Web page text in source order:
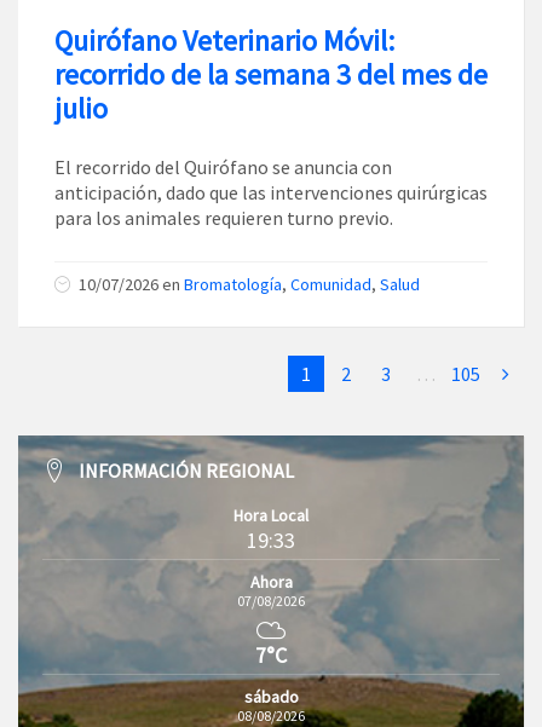
Quirófano Veterinario Móvil:
recorrido de la semana 3 del mes de
julio
El recorrido del Quirófano se anuncia con
anticipación, dado que las intervenciones quirúrgicas
para los animales requieren turno previo.
10/07/2026en Bromatología, Comunidad, Salud
1 2 3 … 105
INFORMACIÓN REGIONAL
Hora Local
19:33
Ahora
07/08/2026
7°C
sábado
08/08/2026